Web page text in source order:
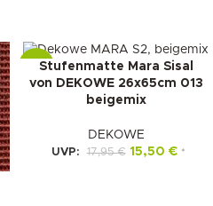
-14%Stufenmatte Mara Sisal
von DEKOWE 26x65cm 013
beigemix
DEKOWE
UVP: 17,95€ 15,50 € *